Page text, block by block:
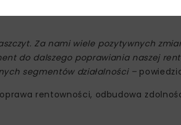
jako dyrektor finansowy. Od 20
Za nami wiele pozytywnych
do dalszego poprawiania naszej
segmentów działalności –
rentowności, odbudowa